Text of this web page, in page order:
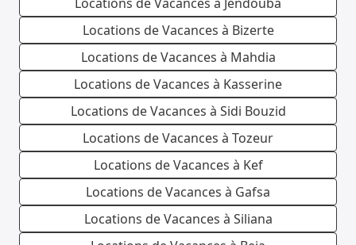
Locations de Vacances à Bizerte
Locations de Vacances à Mahdia
Locations de Vacances à Kasserine
Locations de Vacances à Sidi Bouzid
Locations de Vacances à Tozeur
Locations de Vacances à Kef
Locations de Vacances à Gafsa
Locations de Vacances à Siliana